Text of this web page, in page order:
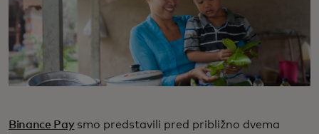
Binance Paysmo predstavili pred približno dvema